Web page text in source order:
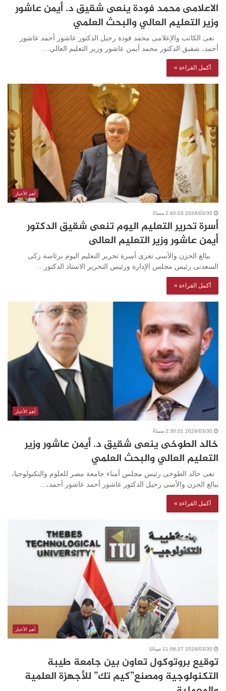
الاعلامى محمد فودة ينعى شقيق د. أيمن عاشور
وزير التعليم العالي والبحث العلمي
نعى الكاتب والإعلامى محمد فودة رحيل الدكتور عاشور أحمد عاشور
أحمد، شقيق الدكتور محمد أيمن عاشور وزير التعليم العالي…
أكمل القراءة »
أهم الأخبار
2024/03/30 2:40:03 مساءً
أسرة تحرير التعليم اليوم تنعى شقيق الدكتور
أيمن عاشور وزير التعليم العالى
ببالغ الحزن والأسى تعزى أسرة تحرير التعليم اليوم برئاسة زكى
السعدنى رئيس مجلس الإدارة ورئيس التحرير الاستاذ الدكتور…
أكمل القراءة »
أهم الأخبار
2024/03/30 2:30:01 مساءً
خالد الطوخى ينعى شقيق د. أيمن عاشور وزير
التعليم العالي والبحث العلمي
نعى خالد الطوخى رئيس مجلس أمناء جامعة مصر للعلوم والتكنولوجيا،
ببالغ الحزن والأسى رحيل الدكتور عاشور أحمد عاشور أحمد،…
أكمل القراءة »
أهم الأخبار
2024/03/30 11:06:27 صباحًا
توقيع بروتوكول تعاون بين جامعة طيبة
التكنولوجية ومصنع”كيم تك” للأجهزة العلمية